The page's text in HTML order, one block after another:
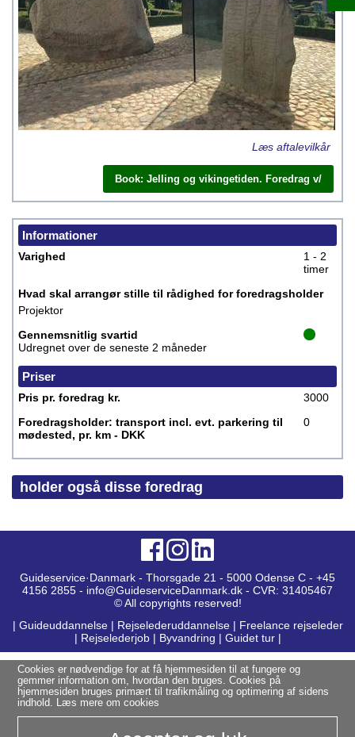
Book: Jelling og vikingetiden. Foredrag v/
Læs aftalevilkår
Informationer
Varighed
1 - 2
timer
Hvad skal arrangør stille til rådighed for foredragsholder
Projektor
Gennemsnitlig svartid
Udregnet over de seneste 2 måneder
Priser
Pris pr. foredrag kr.
3000
Foredragsholder: transport incl. evt. parkering til
mødested, pr. km - DKK
0
holder også disse foredrag
Guideservice·Danmark - Thorsgade 21 - 5000 Odense C - +45
4156 2855 - info@GuideserviceDanmark.dk - CVR: 31405467
© All copyrights reserved!
| Guideuddannelse | Rejselederuddannelse | Freelance rejseleder
| Rejselederjob| Byvandring | Guidet tur|
Cookies er nødvendige for at få hjemmesiden til at fungere og
gemmer information om, hvordan den bruges. Cookies på
hjemmesiden bruges primært til trafikmåling og optimering af sidens
indhold. Læs mere om cookies